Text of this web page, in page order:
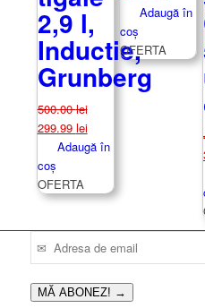
2,9 l,
Inductie,
Grunberg
500.00lei
Prețul
inițial
a
fost:
500.00 lei.
299.99 leiPrețul
curent
Adaugă în
coș
OFERTA
inițial
a
fost:
189.00 lei.
curent
Adaugă în
coș
OFERTA
MĂ ABONEZ! →